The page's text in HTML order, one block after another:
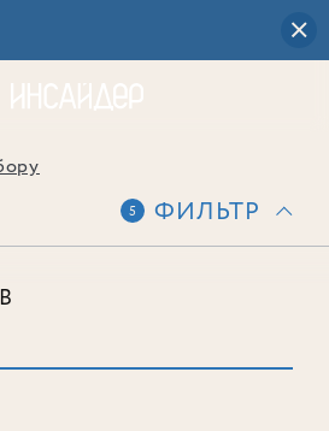
5 ФИЛЬТР
ни одного лота